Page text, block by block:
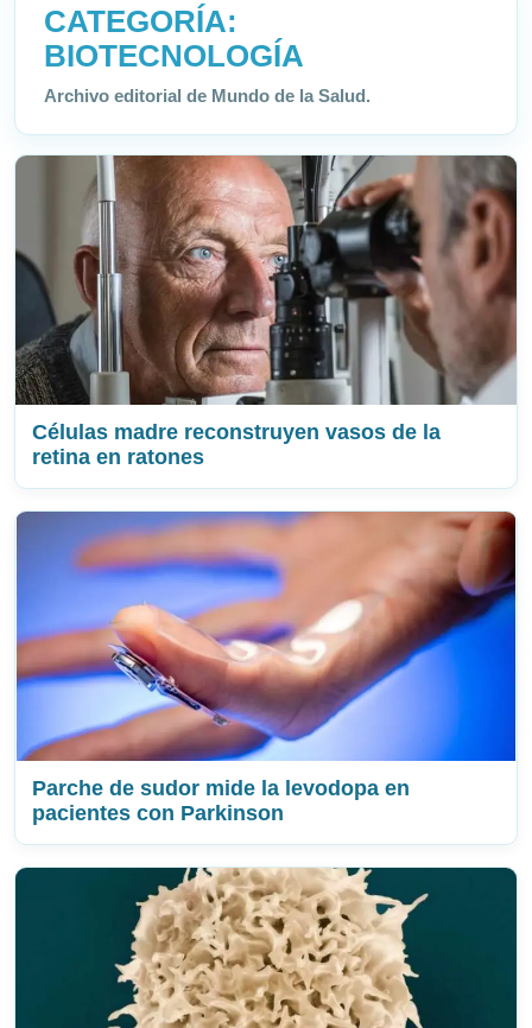
CATEGORÍA:
BIOTECNOLOGÍA
Archivo editorial de Mundo de la Salud.
Células madre reconstruyen vasos de la
retina en ratones
Parche de sudor mide la levodopa en
pacientes con Parkinson